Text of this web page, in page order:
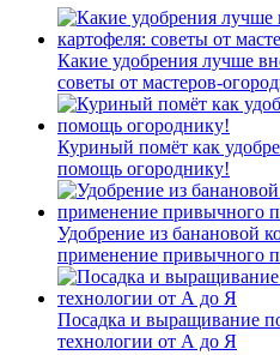
Какие удобрения лучше
советы от мастеров-
Куриный помёт как
помощь огороднику!
Удобрение из банановой
применение привычного
Посадка и выращивание
технологии от А до Я